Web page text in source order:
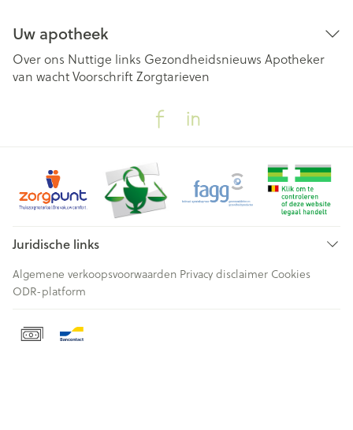
Uw apotheek
Over ons Nuttige links Gezondheidsnieuws Apotheker
van wachtVoorschriftZorgtarieven
Juridische links
Algemene verkoopsvoorwaarden Privacy disclaimer Cookies
ODR-platform